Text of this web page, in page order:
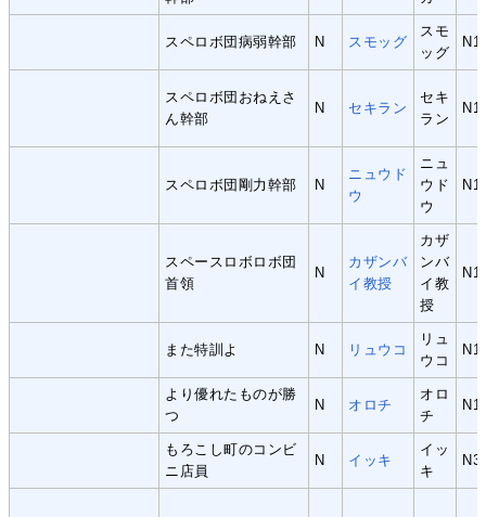
スペロボ団病弱幹部 N スモッグ
スモ
ッグ
N1
スペロボ団おねえさ
ん幹部
N セキラン
セキ
ラン
N1
スペロボ団剛力幹部 N
ニュウド
ウ
ニュ
ウド
ウ
N1
スペースロボロボ団
首領
N
カザンバ
イ教授
カザ
ンバ
イ教
授
N1
また特訓よ N リュウコ
リュ
ウコ
N1
より優れたものが勝
つ
N オロチ
オロ
チ
N1
もろこし町のコンビ
ニ店員
N イッキ
イッ
キ
N3